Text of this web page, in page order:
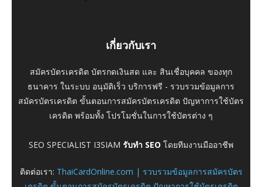
เกี่ยวกับเรา
สมัครบัตรเครดิต บัตรกดเงินสด และ สินเชื่อบุคคล ของทุก
ธนาคาร ในระบบ อนุมัติเร็ว บริการฟรี - รวบรวมข้อมูลการ
สมัครบัตรเครดิต ขั้นตอนการสมัครบัตรเครดิต ปัญหาการใช้บัตร
เครดิต พร้อมทั้ง โปรโมชั่นในการใช้บัตรต่าง ๆ
SEO SPECIALIST I3SIAM รับทำ SEO โดยทีมงานมืออาชีพ
ติดต่อเรา: ThaiCardOnline.com | รวบรวมข้อมูลการสมัครบัตร